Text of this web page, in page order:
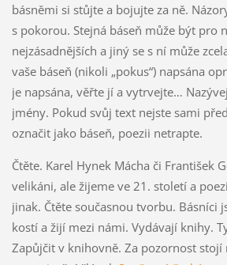
básněmi si stůjte a bojujte za ně.
s pokorou. Stejná báseň může být pro
nejzásadnějších a jiný se s ní může
vaše báseň (nikoli „pokus“) napsána
je napsána, věřte jí a vytrvejte…
jmény. Pokud svůj text nejste sami
označit jako báseň, poezii netrapte.
Čtěte. Karel Hynek Mácha či František
velikáni, ale žijeme ve 21. století a
jinak. Čtěte současnou tvorbu. Básníci
kostí a žijí mezi námi. Vydávají knihy.
Zapůjčit v knihovně. Za pozornost